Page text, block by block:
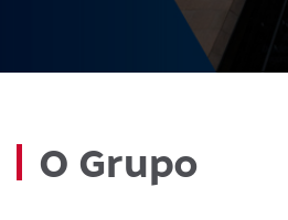
O Grupo